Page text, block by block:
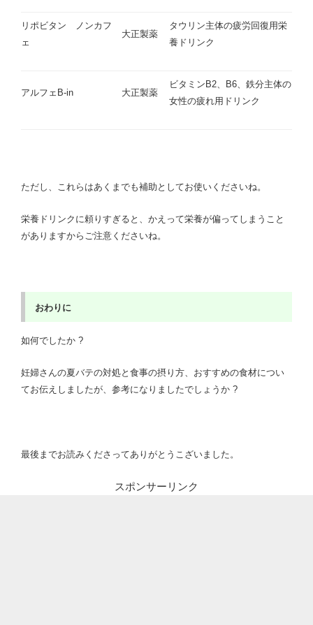
リポビタン ノンカフ
ェ
大正製薬
タウリン主体の疲労回復用栄
養ドリンク
アルフェB-in 大正製薬
ビタミンB2、B6、鉄分主体の
女性の疲れ用ドリンク
ただし、これらはあくまでも補助としてお使いくださいね。
栄養ドリンクに頼りすぎると、かえって栄養が偏ってしまうこと
がありますからご注意くださいね。
おわりに
如何でしたか ?
妊婦さんの夏バテの対処と食事の摂り方、おすすめの食材につい
てお伝えしましたが、参考になりましたでしょうか ?
最後までお読みくださってありがとうこざいました。
スポンサーリンク